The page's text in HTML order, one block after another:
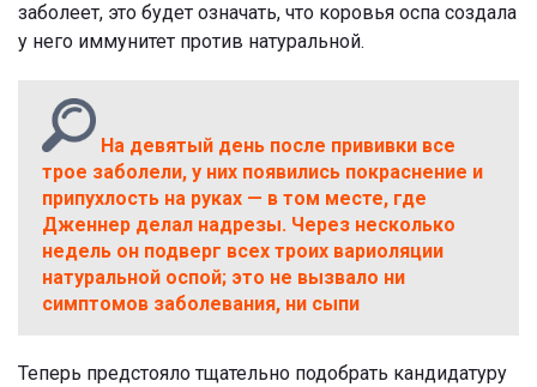
заболеет, это будет означать, что коровья оспа создала
у него иммунитет против натуральной.
На девятый день после прививки все
трое заболели, у них появились покраснение и
припухлость на руках — в том месте, где
Дженнер делал надрезы. Через несколько
недель он подверг всех троих вариоляции
натуральной оспой; это не вызвало ни
симптомов заболевания, ни сыпи
Теперь предстояло тщательно подобрать кандидатуру